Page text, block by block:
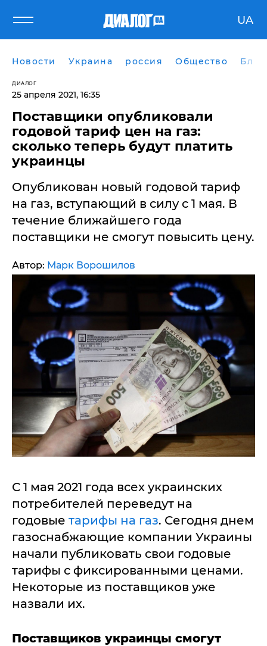
UA
Новости Украина россия Общество
ДИАЛОГ
25 апреля 2021, 16:35
Поставщики опубликовали
годовой тариф цен на газ:
сколько теперь будут платить
украинцы
Опубликован новый годовой тариф
на газ, вступающий в силу с 1 мая. В
течение ближайшего года
поставщики не смогут повысить цену.
Автор: Марк Ворошилов
С 1 мая 2021 года всех украинских
потребителей переведут на
годовые тарифы на газ. Сегодня днем
газоснабжающие компании Украины
начали публиковать свои годовые
тарифы с фиксированными ценами.
Некоторые из поставщиков уже
назвали их.
Поставщиков украинцы смогут